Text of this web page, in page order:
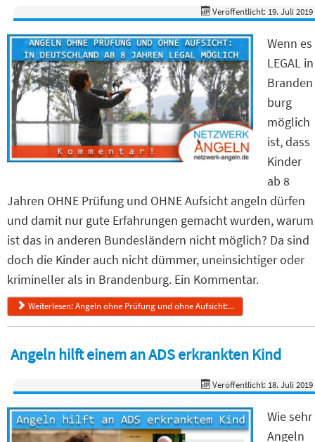
Veröffentlicht: 19. Juli 2019
Wenn es
LEGAL in
Branden
burg
möglich
ist, dass
Kinder
ab 8
Jahren OHNE Prüfung und OHNE Aufsicht angeln dürfen
und damit nur gute Erfahrungen gemacht wurden, warum
ist das in anderen Bundesländern nicht möglich? Da sind
doch die Kinder auch nicht dümmer, uneinsichtiger oder
krimineller als in Brandenburg. Ein Kommentar.
Weiterlesen: Angeln ohne Prüfung und ohne Aufsicht:...
Angeln hilft einem an ADS erkrankten Kind
Veröffentlicht: 18. Juli 2019
Wie sehr
Angeln